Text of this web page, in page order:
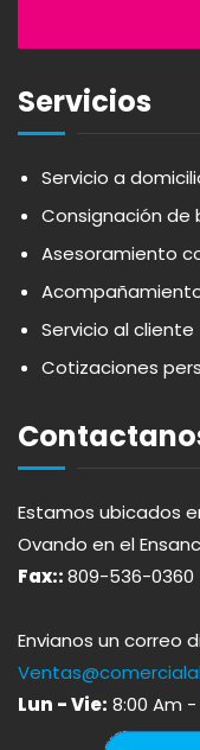
PANADERÍA
PASTAS
PICADERAS
SALSAS
SAZONES
SNACKS
ÚTILES
APOTHIC
AQUA
ARDUINI
ARIENZO DE
ATLANTICO
AVALON
AVERNA
AZUKITA
Servicios
Servicio a
Consignación de
Asesoramiento
Servicio al cliente
Cotizaciones
Estamos ubicados
Ovando en el
Fax::809-536-0360
Envianos un correo
Lun - Vie: 8:00 Am -